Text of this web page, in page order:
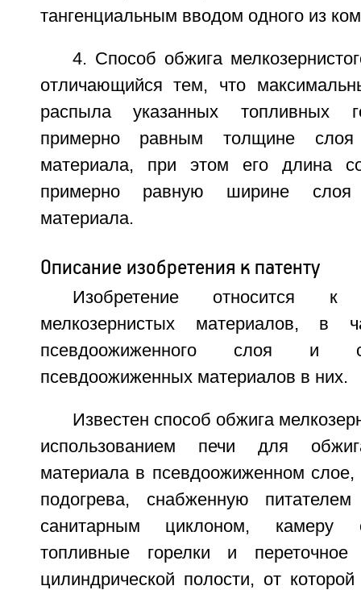
тангенциальным вводом одного из
4. Способ обжига
отличающийся тем, что
распыла указанных топливных
примерно равным толщине слоя
материала, при этом его длина
примерно равную ширине слоя
материала.
Описание изобретения к патенту
Изобретение относится к
мелкозернистых материалов, в
псевдоожиженного слоя и
псевдоожиженных материалов в них.
Известен способ обжига
использованием печи для
материала в псевдоожиженном
подогрева, снабженную
санитарным циклоном, камеру
топливные горелки и переточное
цилиндрической полости, от